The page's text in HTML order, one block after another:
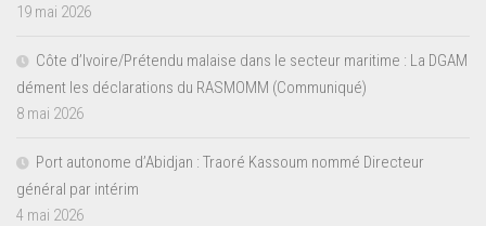
19 mai 2026
Côte d’Ivoire/Prétendu malaise dans le secteur maritime : La DGAM
dément les déclarations du RASMOMM (Communiqué)
8 mai 2026
Port autonome d’Abidjan : Traoré Kassoum nommé Directeur
général par intérim
4 mai 2026